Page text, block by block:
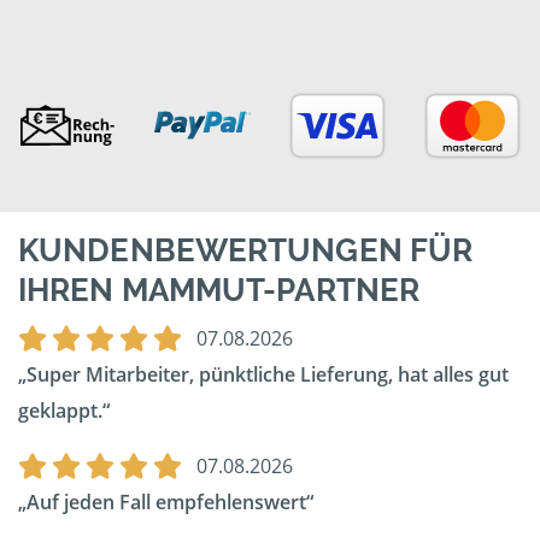
KUNDENBEWERTUNGEN FÜR
IHREN MAMMUT-PARTNER
07.08.2026
Super Mitarbeiter, pünktliche Lieferung, hat alles gut
geklappt.
07.08.2026
Auf jeden Fall empfehlenswert